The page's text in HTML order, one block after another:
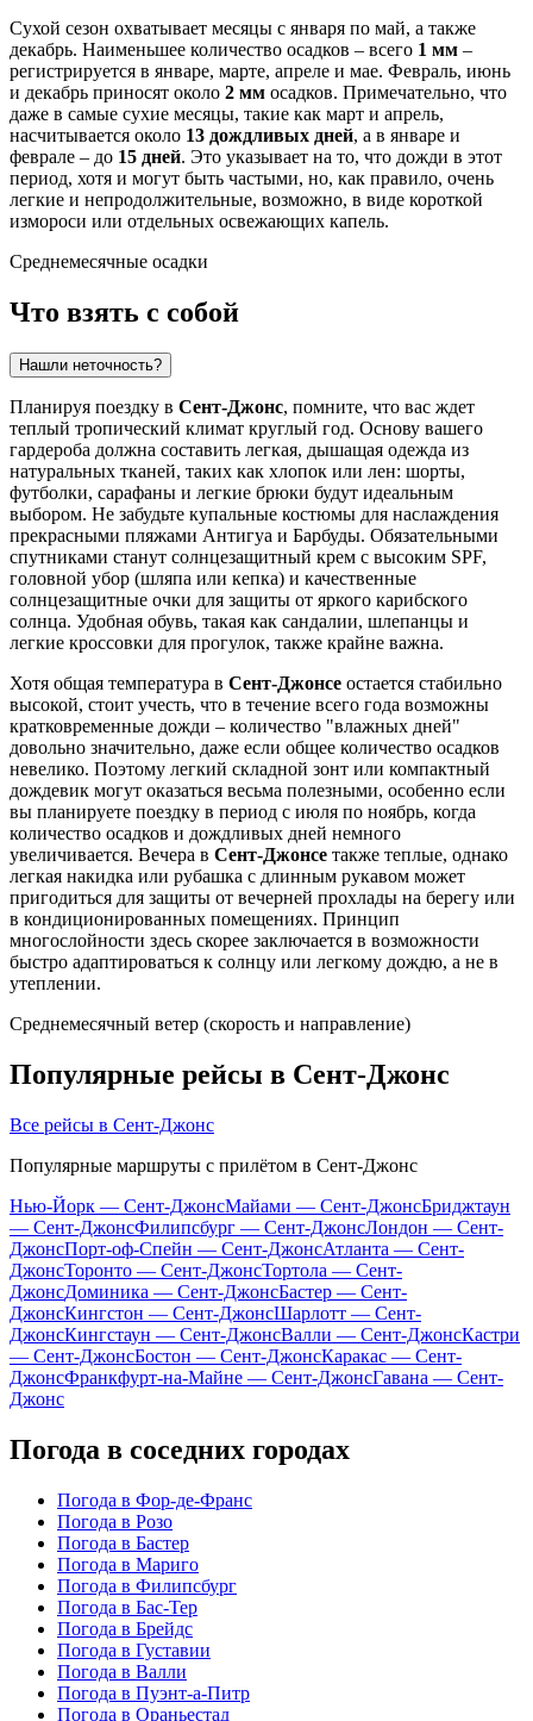
Сухой сезон охватывает месяцы с января по май, а также
декабрь. Наименьшее количество осадков – всего 1 мм –
регистрируется в январе, марте, апреле и мае. Февраль, июнь
и декабрь приносят около 2 мм осадков. Примечательно, что
даже в самые сухие месяцы, такие как март и апрель,
насчитывается около 13 дождливых дней, а в январе и
феврале – до 15 дней. Это указывает на то, что дожди в этот
период, хотя и могут быть частыми, но, как правило, очень
легкие и непродолжительные, возможно, в виде короткой
измороси или отдельных освежающих капель.
Среднемесячные осадки
Что взять с собой
Нашли неточность?
Планируя поездку в Сент-Джонс, помните, что вас ждет
теплый тропический климат круглый год. Основу вашего
гардероба должна составить легкая, дышащая одежда из
натуральных тканей, таких как хлопок или лен: шорты,
футболки, сарафаны и легкие брюки будут идеальным
выбором. Не забудьте купальные костюмы для наслаждения
прекрасными пляжами Антигуа и Барбуды. Обязательными
спутниками станут солнцезащитный крем с высоким SPF,
головной убор (шляпа или кепка) и качественные
солнцезащитные очки для защиты от яркого карибского
солнца. Удобная обувь, такая как сандалии, шлепанцы и
легкие кроссовки для прогулок, также крайне важна.
Хотя общая температура в Сент-Джонсе остается стабильно
высокой, стоит учесть, что в течение всего года возможны
кратковременные дожди – количество "влажных дней"
довольно значительно, даже если общее количество осадков
невелико. Поэтому легкий складной зонт или компактный
дождевик могут оказаться весьма полезными, особенно если
вы планируете поездку в период с июля по ноябрь, когда
количество осадков и дождливых дней немного
увеличивается. Вечера в Сент-Джонсе также теплые, однако
легкая накидка или рубашка с длинным рукавом может
пригодиться для защиты от вечерней прохлады на берегу или
в кондиционированных помещениях. Принцип
многослойности здесь скорее заключается в возможности
быстро адаптироваться к солнцу или легкому дождю, а не в
утеплении.
Среднемесячный ветер (скорость и направление)
Популярные рейсы в Сент-Джонс
Все рейсы в Сент-Джонс
Популярные маршруты с прилётом в Сент-Джонс
Нью-Йорк — Сент-ДжонсМайами — Сент-ДжонсБриджтаун
— Сент-ДжонсФилипсбург — Сент-ДжонсЛондон — Сент-
ДжонсПорт-оф-Спейн — Сент-ДжонсАтланта — Сент-
ДжонсТоронто — Сент-ДжонсТортола — Сент-
ДжонсДоминика — Сент-ДжонсБастер — Сент-
ДжонсКингстон — Сент-ДжонсШарлотт — Сент-
ДжонсКингстаун — Сент-ДжонсВалли — Сент-ДжонсКастри
— Сент-ДжонсБостон — Сент-ДжонсКаракас — Сент-
ДжонсФранкфурт-на-Майне — Сент-ДжонсГавана — Сент-
Джонс
Погода в соседних городах
Погода в Фор-де-Франс
Погода в Розо
Погода в Бастер
Погода в Мариго
Погода в Филипсбург
Погода в Бас-Тер
Погода в Брейдс
Погода в Густавии
Погода в Валли
Погода в Пуэнт-а-Питр
Погода в Ораньестад